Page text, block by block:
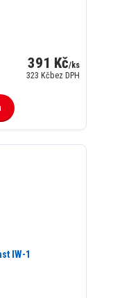
391 Kč/ks
323 Kčbez DPH